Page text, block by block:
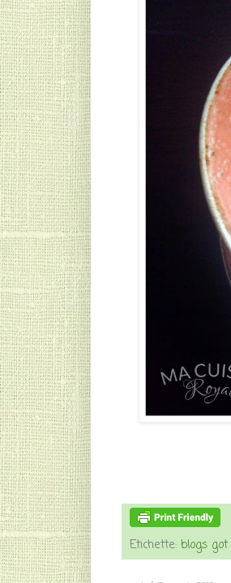
Etichette: blogs